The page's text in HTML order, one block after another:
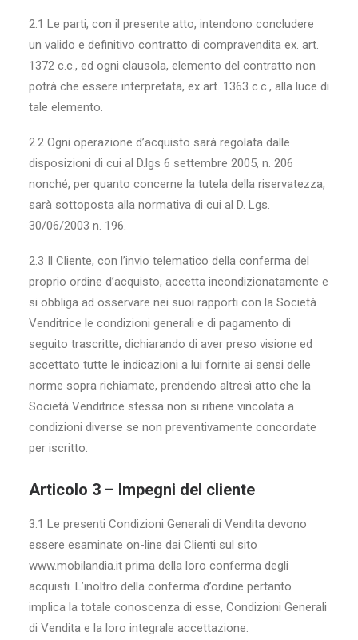
2.1 Le parti, con il presente atto, intendono concludere
un valido e definitivo contratto di compravendita ex. art.
1372 c.c., ed ogni clausola, elemento del contratto non
potrà che essere interpretata, ex art. 1363 c.c., alla luce di
tale elemento.
2.2 Ogni operazione d’acquisto sarà regolata dalle
disposizioni di cui al D.lgs 6 settembre 2005, n. 206
nonché, per quanto concerne la tutela della riservatezza,
sarà sottoposta alla normativa di cui al D. Lgs.
30/06/2003 n. 196.
2.3 Il Cliente, con l’invio telematico della conferma del
proprio ordine d’acquisto, accetta incondizionatamente e
si obbliga ad osservare nei suoi rapporti con la Società
Venditrice le condizioni generali e di pagamento di
seguito trascritte, dichiarando di aver preso visione ed
accettato tutte le indicazioni a lui fornite ai sensi delle
norme sopra richiamate, prendendo altresì atto che la
Società Venditrice stessa non si ritiene vincolata a
condizioni diverse se non preventivamente concordate
per iscritto.
Articolo 3 – Impegni del cliente
3.1 Le presenti Condizioni Generali di Vendita devono
essere esaminate on-line dai Clienti sul sito
www.mobilandia.it prima della loro conferma degli
acquisti. L’inoltro della conferma d’ordine pertanto
implica la totale conoscenza di esse, Condizioni Generali
di Vendita e la loro integrale accettazione.